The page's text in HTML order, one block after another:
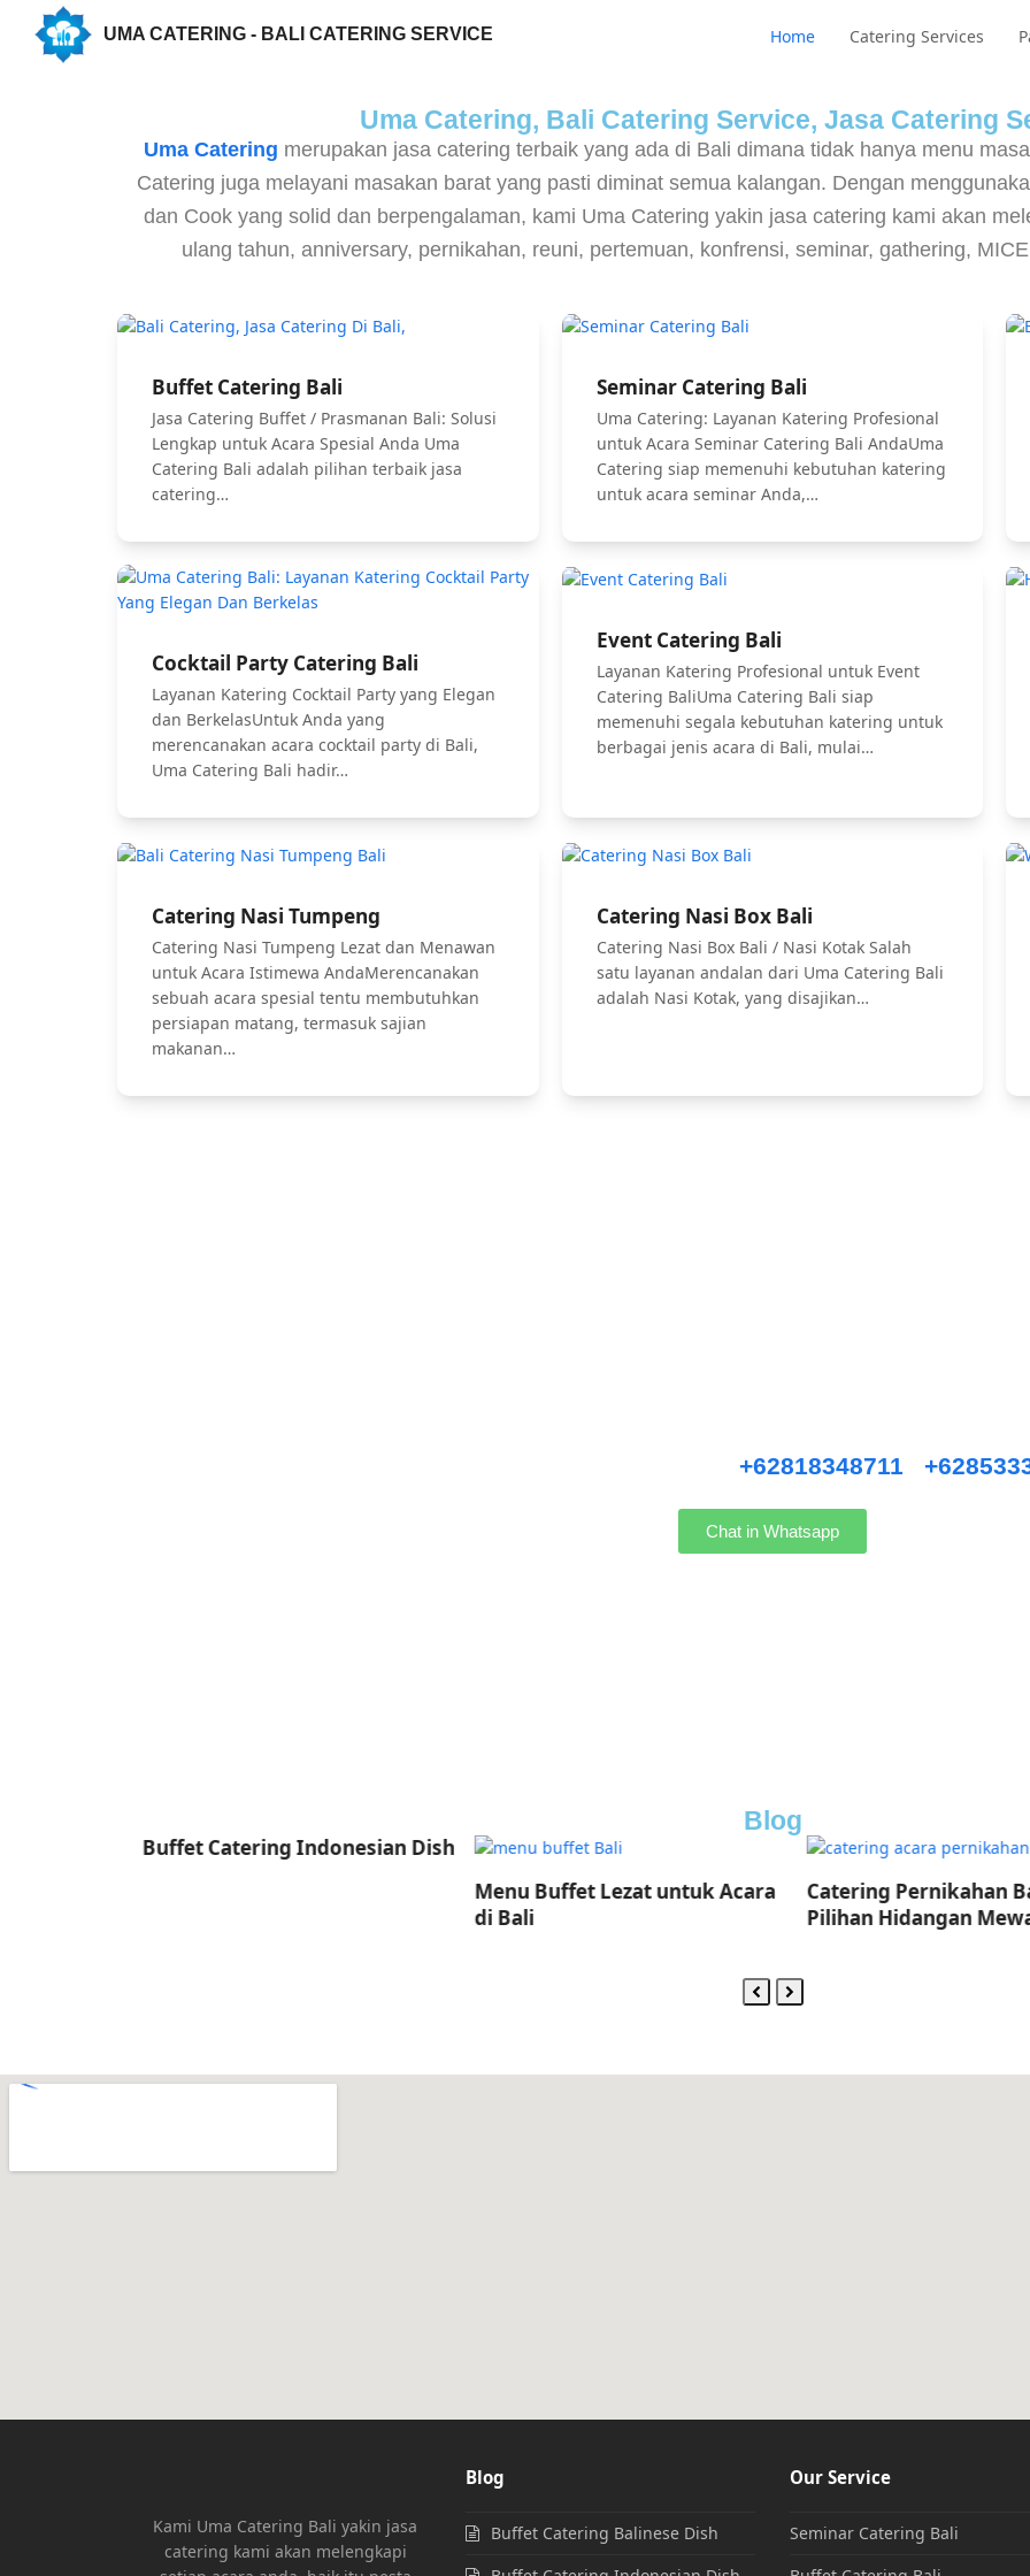
UMA CATERING - BALI CATERING SERVICE Home Catering Services
Uma Catering, Bali Catering Service, Jasa Catering
Uma Catering merupakan jasa catering terbaik yang ada di Bali dimana tidak hanya menu
Catering juga melayani masakan barat yang pasti diminat semua kalangan. Dengan
dan Cook yang solid dan berpengalaman, kami Uma Catering yakin jasa catering kami akan
ulang tahun, anniversary, pernikahan, reuni, pertemuan, konfrensi, seminar, gathering,
Buffet Catering Bali
Jasa Catering Buffet / Prasmanan Bali: Solusi
Lengkap untuk Acara Spesial Anda Uma
Catering Bali adalah pilihan terbaik jasa
catering…
Seminar Catering Bali
Uma Catering: Layanan Katering Profesional
untuk Acara Seminar Catering Bali AndaUma
Catering siap memenuhi kebutuhan katering
untuk acara seminar Anda,…
Cocktail Party Catering Bali
Layanan Katering Cocktail Party yang Elegan
dan BerkelasUntuk Anda yang
merencanakan acara cocktail party di Bali,
Uma Catering Bali hadir…
Event Catering Bali
Layanan Katering Profesional untuk Event
Catering BaliUma Catering Bali siap
memenuhi segala kebutuhan katering untuk
berbagai jenis acara di Bali, mulai…
Catering Nasi Tumpeng
Catering Nasi Tumpeng Lezat dan Menawan
untuk Acara Istimewa AndaMerencanakan
sebuah acara spesial tentu membutuhkan
persiapan matang, termasuk sajian
makanan…
Catering Nasi Box Bali
Catering Nasi Box Bali / Nasi Kotak Salah
satu layanan andalan dari Uma Catering Bali
adalah Nasi Kotak, yang disajikan…
+62818348711
Chat in Whatsapp
Blog
Buffet Catering Indonesian Dish
Menu Buffet Lezat untuk Acara
di Bali
Catering Pernikahan Bali:
Pilihan Hidangan Mewah
Kami Uma Catering Bali yakin jasa
catering kami akan melengkapi
Blog
Buffet Catering Balinese Dish
Our Service
Seminar Catering Bali